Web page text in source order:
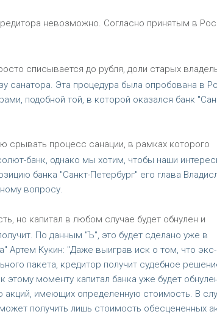
невозможно. Согласно принятым в
списывается до рубля, доли старых
санатора. Эта процедура была опробована в
подобной той, в которой оказался банк
процесс санации, в рамках которого
банк, однако мы хотим, чтобы наши
банка "Санкт-Петербург" его глава
вопросу.
но капитал в любом случае будет обнулен и
По данным "Ъ", это будет сделано уже в
Артем Кукин: "Даже выиграв иск о том, что экс-
пакета, кредитор получит судебное
моменту капитал банка уже будет
акций, имеющих определенную стоимость. В
получить лишь стоимость обесцененных